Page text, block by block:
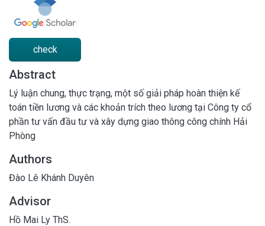
check
Abstract
Lý luận chung, thực trạng, một số giải pháp hoàn thiện kế
toán tiền lương và các khoản trích theo lương tại Công ty cổ
phần tư vấn đầu tư và xây dựng giao thông công chính Hải
Phòng
Authors
Đào Lê Khánh Duyên
Advisor
Hồ Mai Ly ThS.